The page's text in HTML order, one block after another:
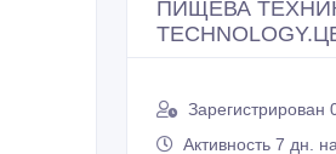
ПИЩЕВА
Зарегистрирован
Активность 7 дн.